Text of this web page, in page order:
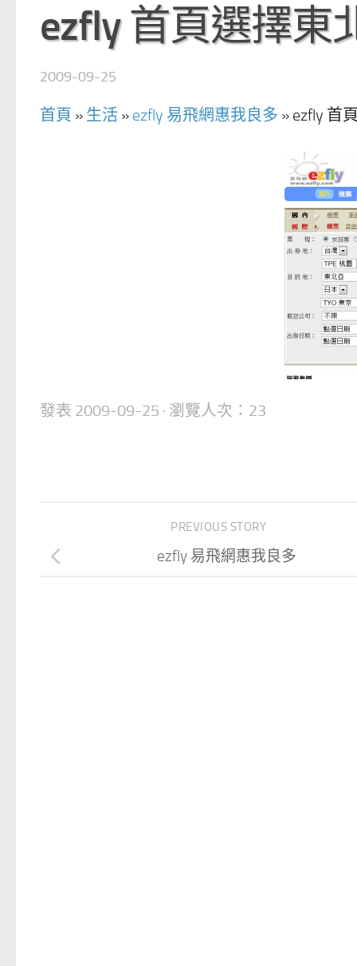
ezfly 首頁選擇東
2009-09-25
首頁 » 生活 » ezfly 易飛網惠我良多 » ezfly 首
發表 2009-09-25 · 瀏覽人次：23
PREVIOUS STORY
ezfly 易飛網惠我良多